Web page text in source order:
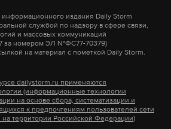
районов страны
Эти устройства взрывались
в разных частях
страны возложило
издания Daily Storm
службой по надзору в сфере связи,
и массовых коммуникаций
за номером ЭЛ №ФС77-70379)
на материал с пометкой Daily Storm.
dailystorm.ru применяются
(информационные технологии
на основе сбора, систематизации и
к предпочтениям пользователей сети
территории Российской Федерации)